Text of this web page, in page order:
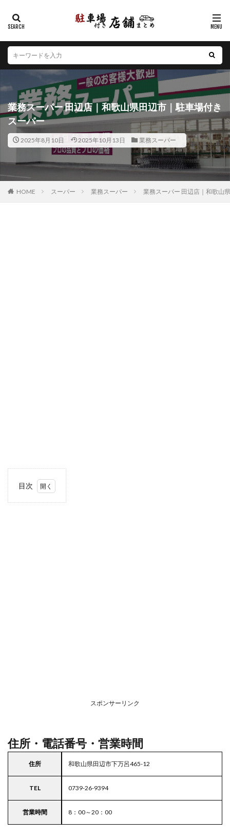
業務スーパー 田辺店｜和歌山県田辺市｜駐車場付き
スーパー
2025年8月10日 2025年10月13日 業務スーパー
HOME スーパー 業務スーパー 業務スーパー 田辺店｜和歌山
目次
スポンサーリンク
住所・電話番号・営業時間
住所 和歌山県田辺市下万呂465-12
TEL 0739-26-9394
営業時間 8：00～20：00
カテゴリー
エリア
北海道 青森県 岩手県 宮城県
秋田県
山形県
福島県 茨城県 栃木県
群馬県
埼玉県
千葉県 東京都 神奈川県
新潟県
山梨県
長野県 富山県 石川県
福井県
岐阜県
静岡県 愛知県 三重県
滋賀県
京都府
大阪府 兵庫県 奈良県
和歌山県
鳥取県
島根県 岡山県 広島県
山口県
徳島県
香川県 愛媛県 高知県
福岡県
佐賀県
長崎県 熊本県 大分県
宮崎県